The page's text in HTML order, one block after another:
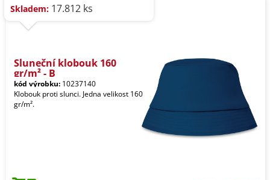
Skladem: 17.812 ks
Sluneční klobouk 160
gr/m² - B
kód výrobku: 10237140
Klobouk proti slunci. Jedna velikost 160
gr/m².